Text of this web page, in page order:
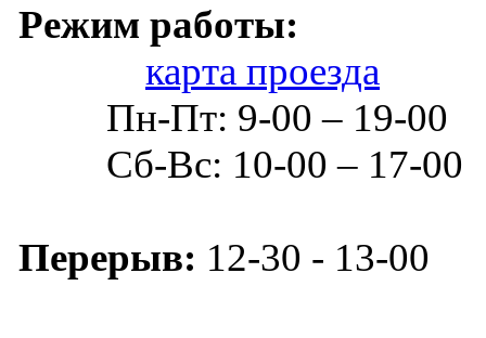
карта проезда
Пн-Пт: 9-00 – 19-00
Сб-Вс: 10-00 – 17-00
Перерыв: 12-30 - 13-00